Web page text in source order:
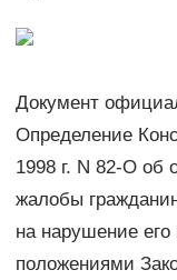
Документ
Определение
1998 г. N 82-О об
жалобы
на нарушение его
положениями